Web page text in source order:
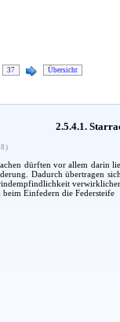
37 Übersicht
2.5.4.1.
dürften vor allem darin
Dadurch übertragen
Einfedern die Federsteife